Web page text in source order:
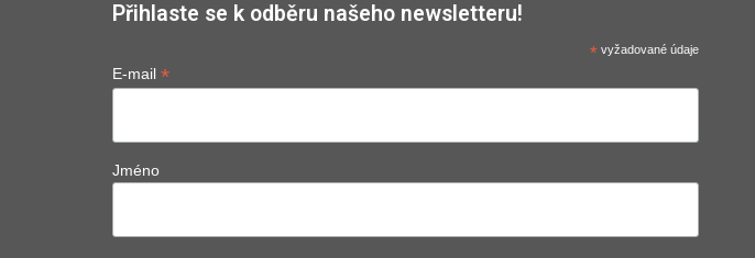
Přihlaste se k odběru našeho newsletteru!
*vyžadované údaje
E-mail *
Jméno